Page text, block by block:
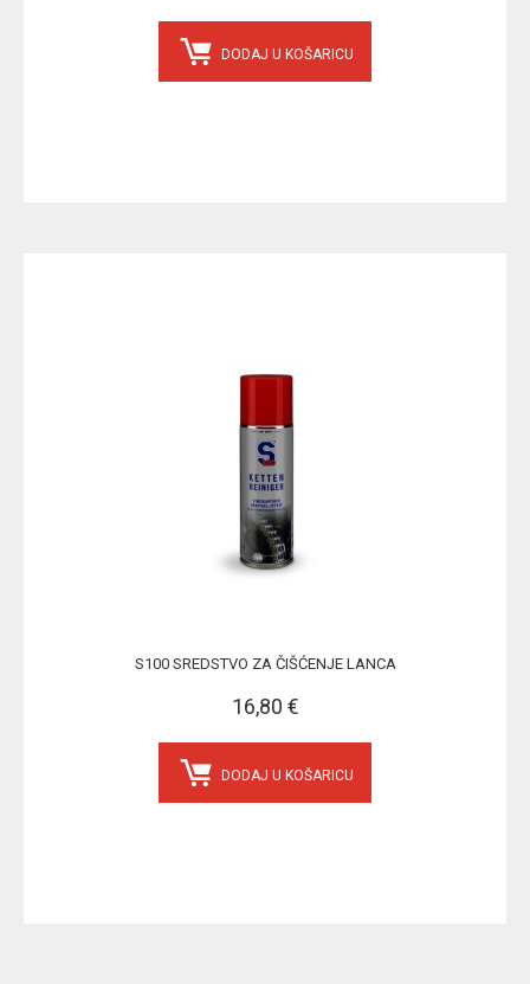
DODAJ U KOŠARICU
S100 SREDSTVO ZA ČIŠĆENJE LANCA
16,80 €
DODAJ U KOŠARICU